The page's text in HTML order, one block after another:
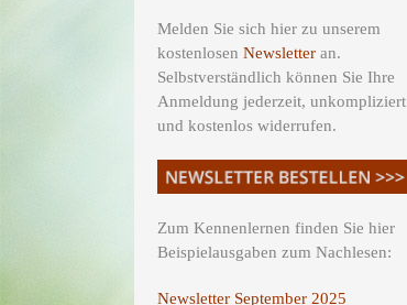
Melden Sie sich hier zu unserem
kostenlosen Newsletter an.
Selbstverständlich können Sie Ihre
Anmeldung jederzeit, unkompliziert
und kostenlos widerrufen.
Zum Kennenlernen finden Sie hier
Beispielausgaben zum Nachlesen:
Newsletter September 2025